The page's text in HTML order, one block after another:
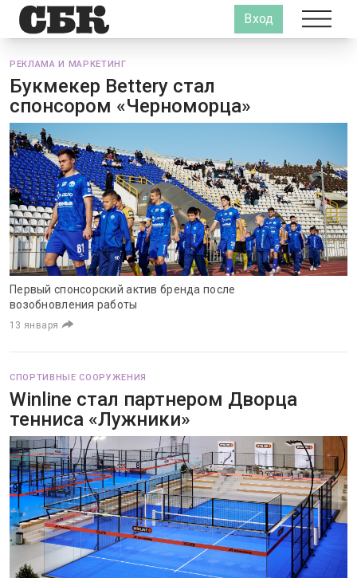
Вход
РЕКЛАМА И МАРКЕТИНГ
Букмекер Bettery стал
спонсором «Черноморца»
Первый спонсорский актив бренда после
возобновления работы
13 января
СПОРТИВНЫЕ СООРУЖЕНИЯ
Winline стал партнером Дворца
тенниса «Лужники»